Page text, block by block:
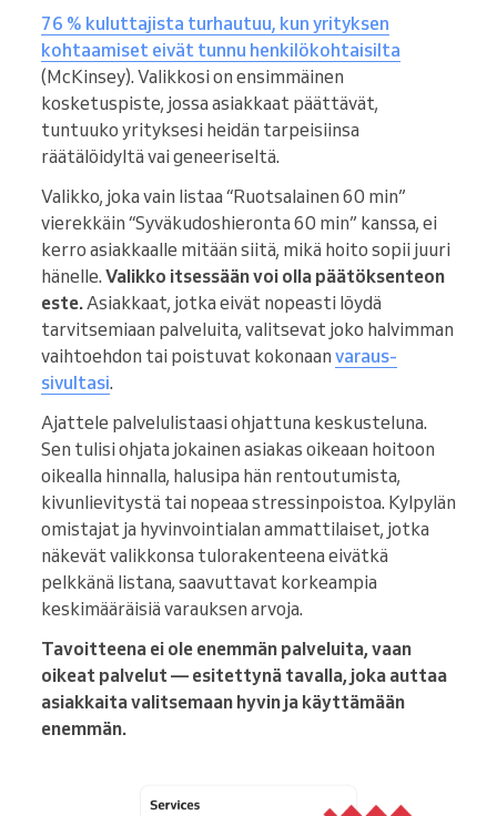
76 % kuluttajista turhautuu, kun yrityksen
kohtaamiset eivät tunnu henkilökohtaisilta
(McKinsey). Valikkosi on ensimmäinen
kosketuspiste, jossa asiakkaat päättävät,
tuntuuko yrityksesi heidän tarpeisiinsa
räätälöidyltä vai geneeriseltä.
Valikko, joka vain listaa “Ruotsalainen 60 min”
vierekkäin “Syväkudoshieronta 60 min” kanssa, ei
kerro asiakkaalle mitään siitä, mikä hoito sopii juuri
hänelle. Valikko itsessään voi olla päätöksenteon
este.Asiakkaat, jotka eivät nopeasti löydä
tarvitsemiaan palveluita, valitsevat joko halvimman
vaihtoehdon tai poistuvat kokonaan varaus-
sivultasi.
Ajattele palvelulistaasi ohjattuna keskusteluna.
Sen tulisi ohjata jokainen asiakas oikeaan hoitoon
oikealla hinnalla, halusipa hän rentoutumista,
kivunlievitystä tai nopeaa stressinpoistoa. Kylpylän
omistajat ja hyvinvointialan ammattilaiset, jotka
näkevät valikkonsa tulorakenteena eivätkä
pelkkänä listana, saavuttavat korkeampia
keskimääräisiä varauksen arvoja.
Tavoitteena ei ole enemmän palveluita, vaan
oikeat palvelut — esitettynä tavalla, joka auttaa
asiakkaita valitsemaan hyvin ja käyttämään
enemmän.